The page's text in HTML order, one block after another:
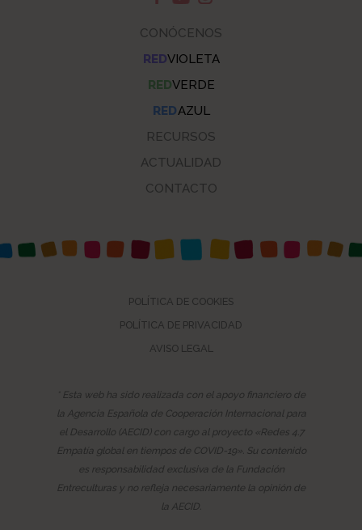
CONÓCENOS
REDVIOLETA
REDVERDE
REDAZUL
RECURSOS
ACTUALIDAD
CONTACTO
POLÍTICA DE COOKIES
POLÍTICA DE PRIVACIDAD
AVISO LEGAL
* Esta web ha sido realizada con el apoyo financiero de
la Agencia Española de Cooperación Internacional para
el Desarrollo (AECID) con cargo al proyecto «Redes 4.7
Empatía global en tiempos de COVID-19». Su contenido
es responsabilidad exclusiva de la Fundación
Entreculturas y no refleja necesariamente la opinión de
la AECID.